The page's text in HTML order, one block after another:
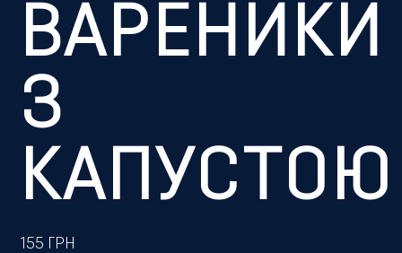
ВАРЕНИКИ
З
КАПУСТОЮ
155 ГРН